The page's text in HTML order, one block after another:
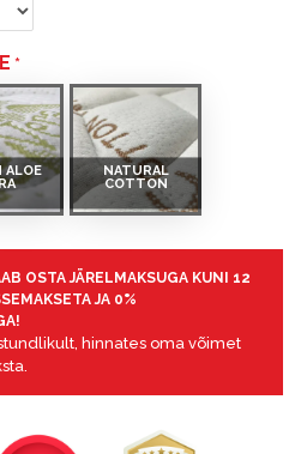
ALOE
NATURAL
COTTON
OSTA JÄRELMAKSUGA KUNI 12
JA 0%
hinnates oma võimet